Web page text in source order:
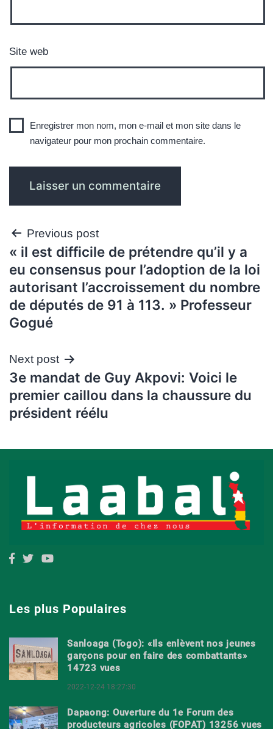
Site web
Enregistrer mon nom, mon e-mail et mon site dans le
navigateur pour mon prochain commentaire.
Navigation
de
l’article
Previous post
« il est difficile de prétendre qu’il y a
eu consensus pour l’adoption de la loi
autorisant l’accroissement du nombre
de députés de 91 à 113. » Professeur
Gogué
Next post
3e mandat de Guy Akpovi: Voici le
premier caillou dans la chaussure du
président réélu
Les plus Populaires
Sanloaga (Togo): «Ils enlèvent nos jeunes
garçons pour en faire des combattants»
14723 vues
2022-12-24 18:27:30
Dapaong: Ouverture du 1e Forum des
producteurs agricoles (FOPAT) 13256 vues